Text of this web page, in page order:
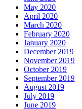
May 2020
April 2020
March 2020
February 2020
January 2020
December 2019
November 2019
October 2019
September 2019
August 2019
July 2019
June 2019